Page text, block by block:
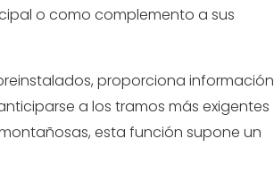
o como complemento a sus
proporciona información
a los tramos más exigentes
esta función supone un